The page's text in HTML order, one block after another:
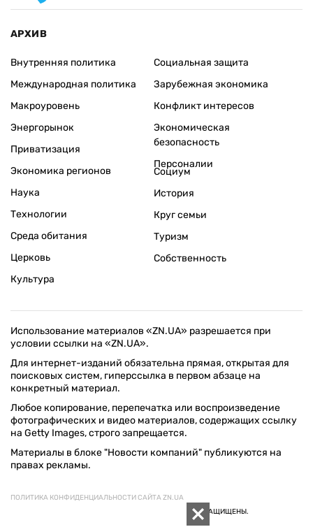
АРХИВ
Внутренняя политика
Международная политика
Макроуровень
Энергорынок
Приватизация
Экономика регионов
Социальная защита
Зарубежная экономика
Конфликт интересов
Экономическая
безопасность
Персоналии
Наука
Технологии
Среда обитания
Церковь
Культура
Социум
История
Круг семьи
Туризм
Собственность
Использование материалов «ZN.UA» разрешается при
условии ссылки на «ZN.UA».
Для интернет-изданий обязательна прямая, открытая для
поисковых систем, гиперссылка в первом абзаце на
конкретный материал.
Любое копирование, перепечатка или воспроизведение
фотографических и видео материалов, содержащих ссылку
на Getty Images, строго запрещается.
Материалы в блоке "Новости компаний" публикуются на
правах рекламы.
ПОЛИТИКА КОНФИДЕНЦИАЛЬНОСТИ САЙТА ZN.UA
© 1994–2026 «ЗЕРКАЛО НЕДЕЛИ. УКРАИНА». ВСЕ ПРАВА ЗАЩИЩЕНЫ.